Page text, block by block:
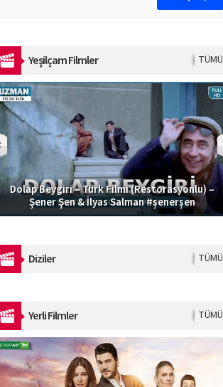
Yeşilçam Filmler TÜMÜ
Dolap Beygiri – Türk Filmi (Restorasyonlu) –
Şener Şen & İlyas Salman #şenerşen
Diziler TÜMÜ
Yerli Filmler TÜMÜ